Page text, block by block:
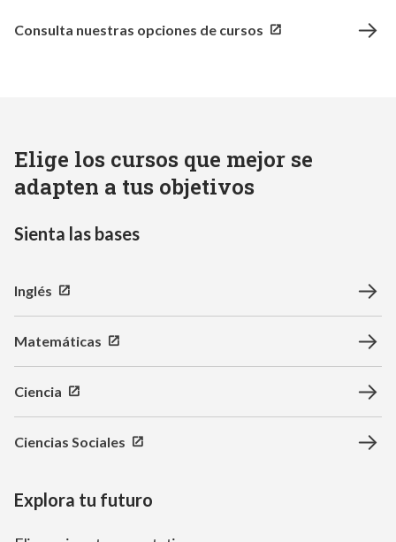
Consulta nuestras opciones de cursos
Elige los cursos que mejor se
adapten a tus objetivos
Sienta las bases
Inglés
Matemáticas
Ciencia
Ciencias Sociales
Explora tu futuro